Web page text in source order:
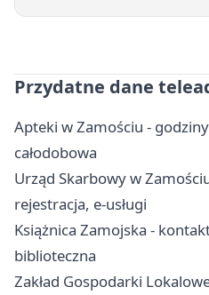
Przydatne dane
Apteki w Zamościu -
całodobowa
Urząd Skarbowy w
rejestracja, e-usługi
Książnica Zamojska -
biblioteczna
Zakład Gospodarki